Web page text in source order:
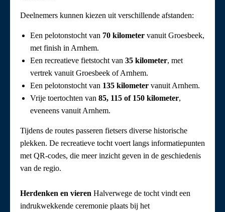
Deelnemers kunnen kiezen uit verschillende afstanden:
Een pelotonstocht van 70 kilometer vanuit Groesbeek,
met finish in Arnhem.
Een recreatieve fietstocht van 35 kilometer, met
vertrek vanuit Groesbeek of Arnhem.
Een pelotonstocht van 135 kilometer vanuit Arnhem.
Vrije toertochten van 85, 115 of 150 kilometer,
eveneens vanuit Arnhem.
Tijdens de routes passeren fietsers diverse historische
plekken. De recreatieve tocht voert langs informatiepunten
met QR-codes, die meer inzicht geven in de geschiedenis
van de regio.
Herdenken en vieren Halverwege de tocht vindt een
indrukwekkende ceremonie plaats bij het